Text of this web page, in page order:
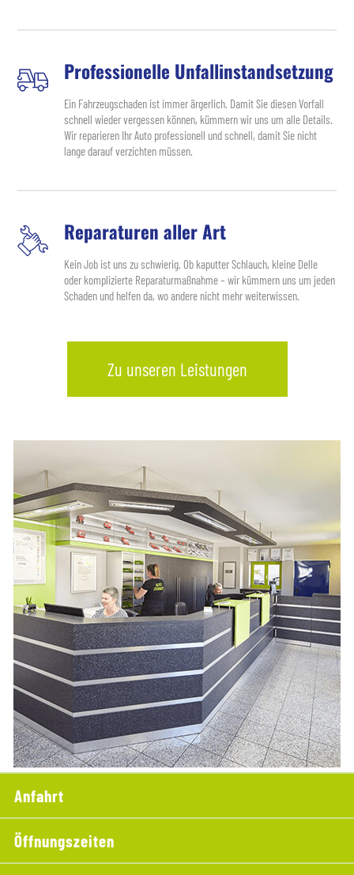
Professionelle Unfallinstandsetzung
Ein Fahrzeugschaden ist immer ärgerlich. Damit Sie diesen Vorfall
schnell wieder vergessen können, kümmern wir uns um alle Details.
Wir reparieren Ihr Auto professionell und schnell, damit Sie nicht
lange darauf verzichten müssen.
Reparaturen aller Art
Kein Job ist uns zu schwierig. Ob kaputter Schlauch, kleine Delle
oder komplizierte Reparaturmaßnahme – wir kümmern uns um jeden
Schaden und helfen da, wo andere nicht mehr weiterwissen.
Zu unseren Leistungen
Anfahrt
Öffnungszeiten